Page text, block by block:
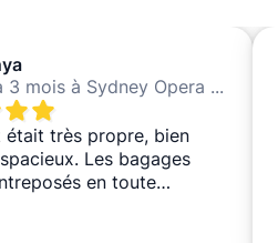
il y a 3 mois à Sydney Opera House
était très propre, bien
Les bagages
en toute
de